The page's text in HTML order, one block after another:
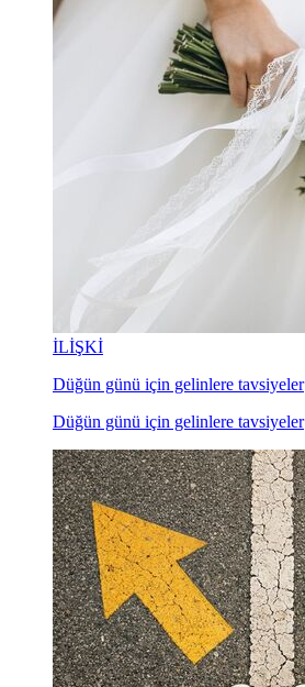
İLİŞKİ
Düğün günü için gelinlere tavsiyeler
Düğün günü için gelinlere tavsiyeler